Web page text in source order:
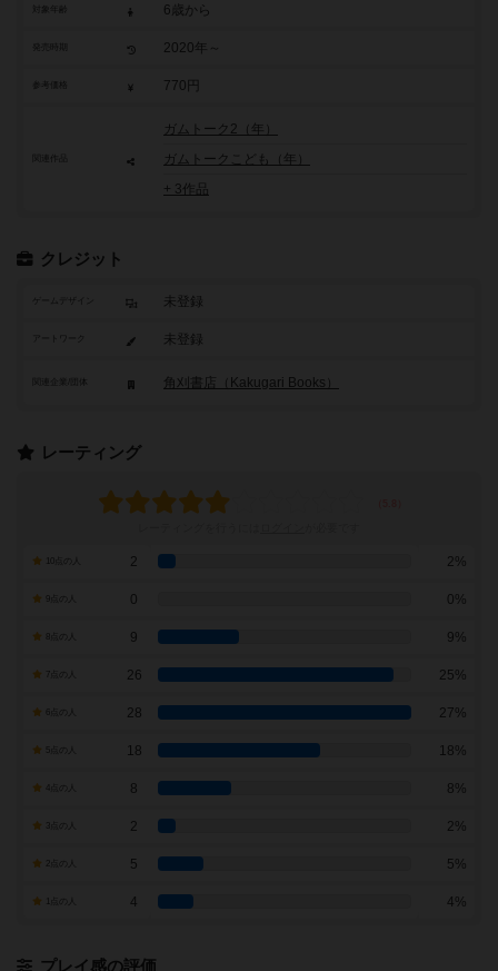
対象年齢 6歳から
2020年～
参考価格 770円
関連作品
ガムトーク2（年）
ガムトークこども（年）
+ 3作品
クレジット
ゲームデザイン 未登録
アートワーク 未登録
角刈書店（Kakugari Books）
レーティング
2 2%
9点の人 0 0%
9 9%
7点の人 26 25%
28 27%
18 18%
8 8%
2 2%
5 5%
4 4%
プレイ感の評価